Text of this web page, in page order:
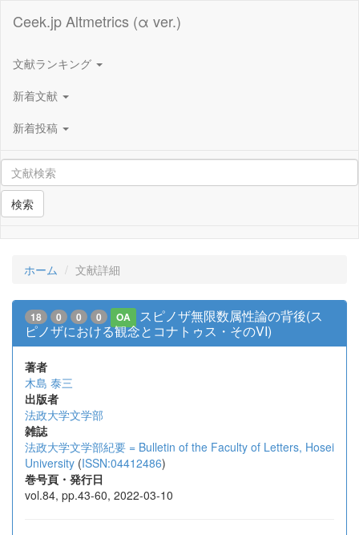
Ceek.jp Altmetrics (α ver.)
文献ランキング
新着文献
新着投稿
検索
ホーム 文献詳細
18 0 0 0 OA
スピノザ無限数属性論の背後(ス
ピノザにおける観念とコナトゥス・そのVI)
著者
木島 泰三
出版者
法政大学文学部
雑誌
法政大学文学部紀要 = Bulletin of the Faculty of Letters, Hosei
University (ISSN:04412486)
巻号頁・発行日
vol.84, pp.43-60, 2022-03-10